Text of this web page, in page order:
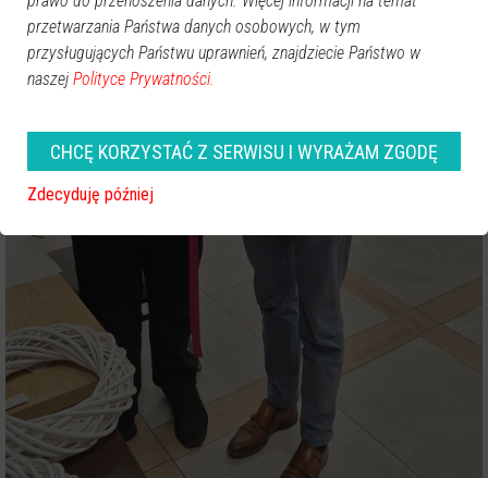
przetwarzania Państwa danych osobowych, w tym
przysługujących Państwu uprawnień, znajdziecie Państwo w
naszej Polityce Prywatności.
CHCĘ KORZYSTAĆ Z SERWISU I WYRAŻAM ZGODĘ
Zdecyduję później